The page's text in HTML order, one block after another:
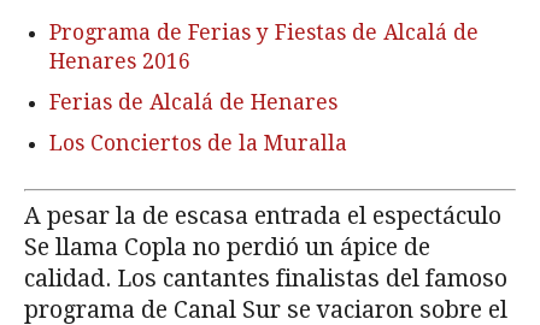
Programa de Ferias y Fiestas de Alcalá de
Henares 2016
Ferias de Alcalá de Henares
Los Conciertos de la Muralla
A pesar la de escasa entrada el espectáculo
Se llama Copla no perdió un ápice de
calidad. Los cantantes finalistas del famoso
programa de Canal Sur se vaciaron sobre el